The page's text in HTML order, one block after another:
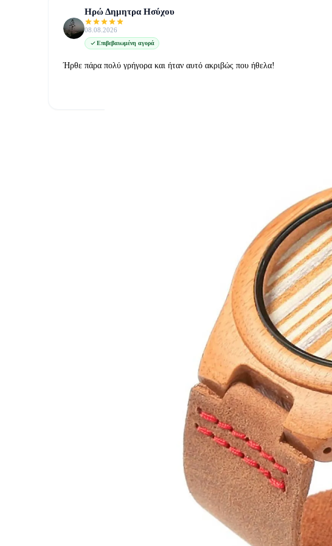
Ηρώ Δημητρα Ησύχου
08.08.2026
Επιβεβαιωμένη αγορά
Ήρθε πάρα πολύ γρήγορα και ήταν αυτό ακριβώς που ήθελα!